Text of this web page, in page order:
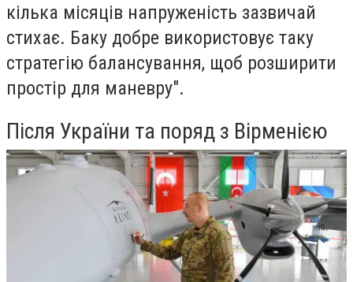
кілька місяців напруженість зазвичай
стихає. Баку добре використовує таку
стратегію балансування, щоб розширити
простір для маневру".
Після України та поряд з Вірменією